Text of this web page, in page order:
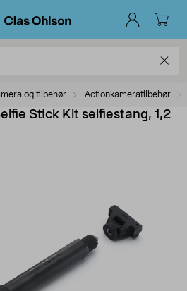
og tilbehør Actionkameratilbehør
Stick Kit selfiestang, 1,2